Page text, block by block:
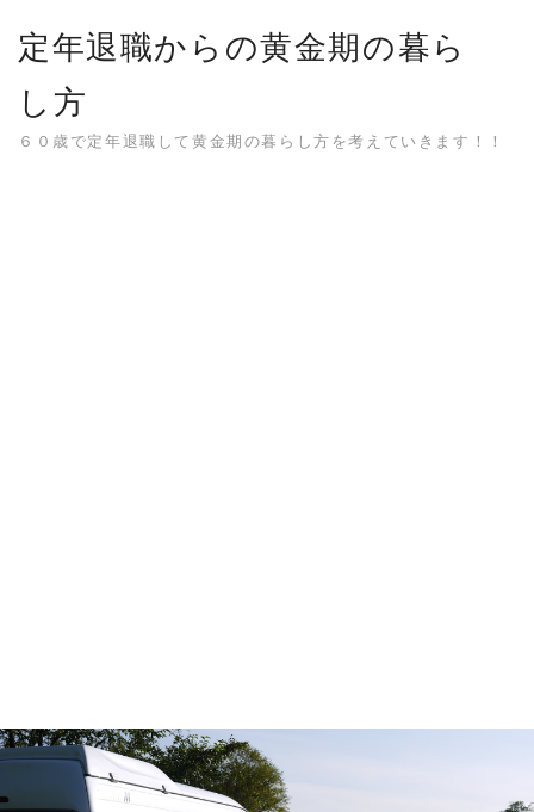
content
定年退職からの黄金期の暮ら
し方
６０歳で定年退職して黄金期の暮らし方を考えていきます！！